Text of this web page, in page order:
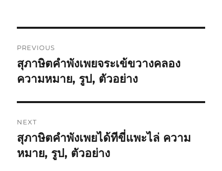
PREVIOUS
สุภาษิตคำพังเพยจระเข้ขวางคลอง
ความหมาย, รูป, ตัวอย่าง
NEXT
สุภาษิตคำพังเพยได้ทีขี่แพะไล่ ความ
หมาย, รูป, ตัวอย่าง